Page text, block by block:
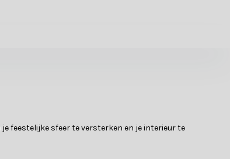
feestelijke sfeer te versterken en je interieur te